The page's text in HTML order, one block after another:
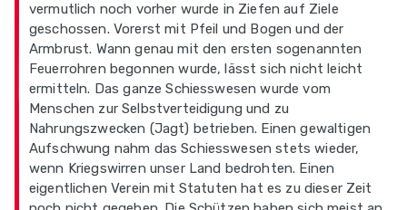
vermutlich noch vorher wurde in Ziefen auf Ziele
geschossen. Vorerst mit Pfeil und Bogen und der
Armbrust. Wann genau mit den ersten sogenannten
Feuerrohren begonnen wurde, lässt sich nicht leicht
ermitteln. Das ganze Schiesswesen wurde vom
Menschen zur Selbstverteidigung und zu
Nahrungszwecken (Jagt) betrieben. Einen gewaltigen
Aufschwung nahm das Schiesswesen stets wieder,
wenn Kriegswirren unser Land bedrohten. Einen
eigentlichen Verein mit Statuten hat es zu dieser Zeit